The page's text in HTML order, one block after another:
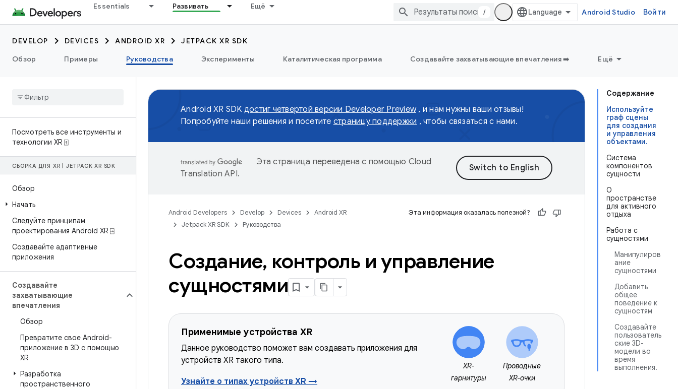
Essentials Развивать Ещё
/ Android Studio Войти
DEVELOP DEVICES ANDROID XR
JETPACK XR SDK
Обзор
Примеры Руководства Эксперименты Каталитическая программа Создавайте захватывающие впечатления ➡️ Ещё
Посмотреть все инструменты и
технологии XR ⍐
СБОРКА ДЛЯ XR JETPACK XR SDK
Обзор
Начать
Следуйте принципам
проектирования Android XR ⍈
Создавайте адаптивные
приложения
Создавайте
захватывающие
впечатления
Обзор
Превратите свое Android-
приложение в 3D с помощью
XR
Разработка
пространственного
Содержание
Используйте
граф сцены
для создания
и управления
объектами.
Система
компонентов
сущности
О
пространстве
для активного
отдыха
Работа с
сущностями
Манипулиров
ание
сущностями
Добавить
общее
поведение к
сущностям
Создавайте
пользователь
ские 3D-
модели во
время
выполнения.
Android XR SDK достиг четвертой версии Developer Preview, и нам нужны ваши отзывы!
Попробуйте наши решения и посетите страницу поддержки , чтобы связаться с нами.
Эта страница переведена с помощью Cloud
Translation API.
Android Developers Develop Devices
Android XR
Jetpack XR SDK
Руководства
Эта информация оказалась полезной?
Создание, контроль и управление
сущностями
Применимые устройства XR
Данное руководство поможет вам создавать приложения для
устройств XR такого типа.
Узнайте о типах устройств XR →
XR-
гарнитуры
Проводные
XR-очки